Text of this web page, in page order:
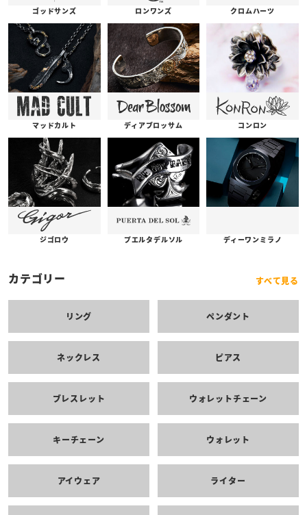
ゴッドサンズ ロンワンズ クロムハーツ
マッドカルト ディアブロッサム コンロン
ジゴロウ プエルタデルソル ディーワンミラノ
カテゴリー すべて見る
リング ペンダント
ネックレス ピアス
ブレスレット ウォレットチェーン
キーチェーン ウォレット
アイウェア ライター